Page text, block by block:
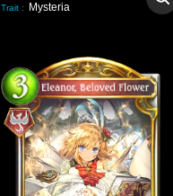
Trait : Mysteria